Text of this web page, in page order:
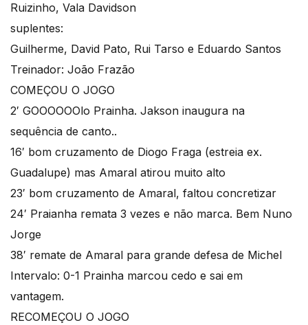
Ruizinho, Vala Davidson
suplentes:
Guilherme, David Pato, Rui Tarso e Eduardo Santos
Treinador: João Frazão
COMEÇOU O JOGO
2′ GOOOOOOlo Prainha. Jakson inaugura na
sequência de canto..
16′ bom cruzamento de Diogo Fraga (estreia ex.
Guadalupe) mas Amaral atirou muito alto
23′ bom cruzamento de Amaral, faltou concretizar
24′ Praianha remata 3 vezes e não marca. Bem Nuno
Jorge
38′ remate de Amaral para grande defesa de Michel
Intervalo: 0-1 Prainha marcou cedo e sai em
vantagem.
RECOMEÇOU O JOGO